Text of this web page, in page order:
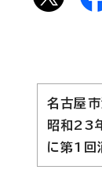
名古屋
昭和23
に第1回